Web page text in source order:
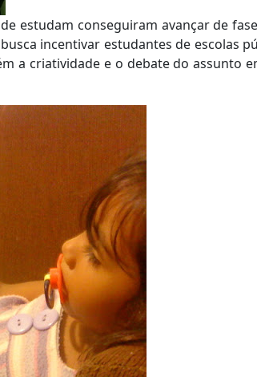
estudam conseguiram avançar de
incentivar estudantes de escolas
a criatividade e o debate do assunto